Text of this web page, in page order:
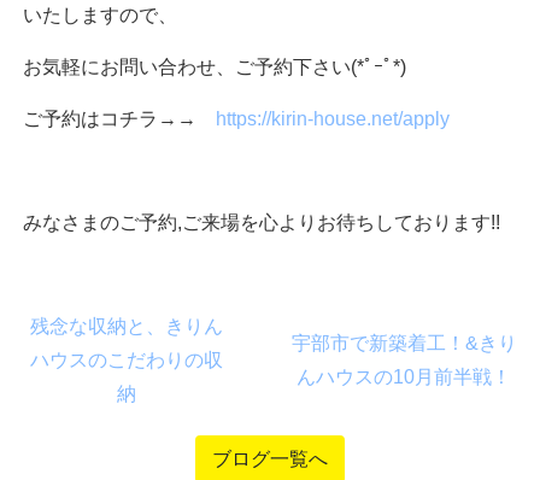
いたしますので、
お気軽にお問い合わせ、ご予約下さい(*ﾟｰﾟ*)
ご予約はコチラ→→ https://kirin-house.net/apply
みなさまのご予約,ご来場を心よりお待ちしております!!
残念な収納と、きりん
ハウスのこだわりの収
納
宇部市で新築着工！&きり
んハウスの10月前半戦！
ブログ一覧へ